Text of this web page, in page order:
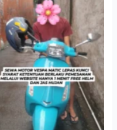
Antar Jemput Kendaraan